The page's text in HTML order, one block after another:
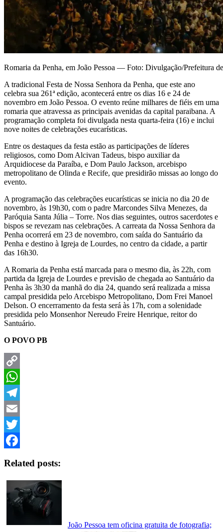
Romaria da Penha, em João Pessoa — Foto: Divulgação/Prefeitura
A tradicional Festa de Nossa Senhora da Penha, que este ano
celebra sua 261ª edição, acontecerá entre os dias 16 e 24 de
novembro em João Pessoa. O evento reúne milhares de fiéis em uma
romaria que atravessa as principais avenidas da capital paraibana. A
programação completa foi divulgada nesta quarta-feira (16) e inclui
nove noites de celebrações eucarísticas.
Entre os destaques da festa estão as participações de líderes
religiosos, como Dom Alcivan Tadeus, bispo auxiliar da
Arquidiocese da Paraíba, e Dom Paulo Jackson, arcebispo
metropolitano de Olinda e Recife, que presidirão missas ao longo do
evento.
A programação das celebrações eucarísticas se inicia no dia 20 de
novembro, às 19h30, com o padre Marcondes Silva Menezes, da
Paróquia Santa Júlia – Torre. Nos dias seguintes, outros sacerdotes e
bispos se revezam nas celebrações. A carreata da Nossa Senhora da
Penha ocorrerá em 23 de novembro, com saída do Santuário da
Penha e destino à Igreja de Lourdes, no centro da cidade, a partir
das 16h30.
A Romaria da Penha está marcada para o mesmo dia, às 22h, com
partida da Igreja de Lourdes e previsão de chegada ao Santuário da
Penha às 3h30 da manhã do dia 24, quando será realizada a missa
campal presidida pelo Arcebispo Metropolitano, Dom Frei Manoel
Delson. O encerramento da festa será às 17h, com a solenidade
presidida pelo Monsenhor Nereudo Freire Henrique, reitor do
Santuário.
O POVO PB
Copy
Link
WhatsApp
Telegram
Email
Twitter
Related posts:
João Pessoa tem oficina gratuita de fotografia;